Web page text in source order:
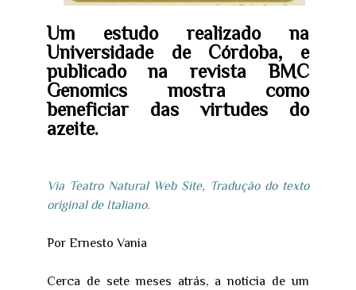
Um estudo realizado na
Universidade de Córdoba, e
publicado na revista BMC
Genomics mostra como
beneficiar das virtudes do
azeite.
Via Teatro Natural Web Site, Tradução do texto
original de Italiano.
Por Ernesto Vania
Cerca de sete meses atrás, a notícia de um